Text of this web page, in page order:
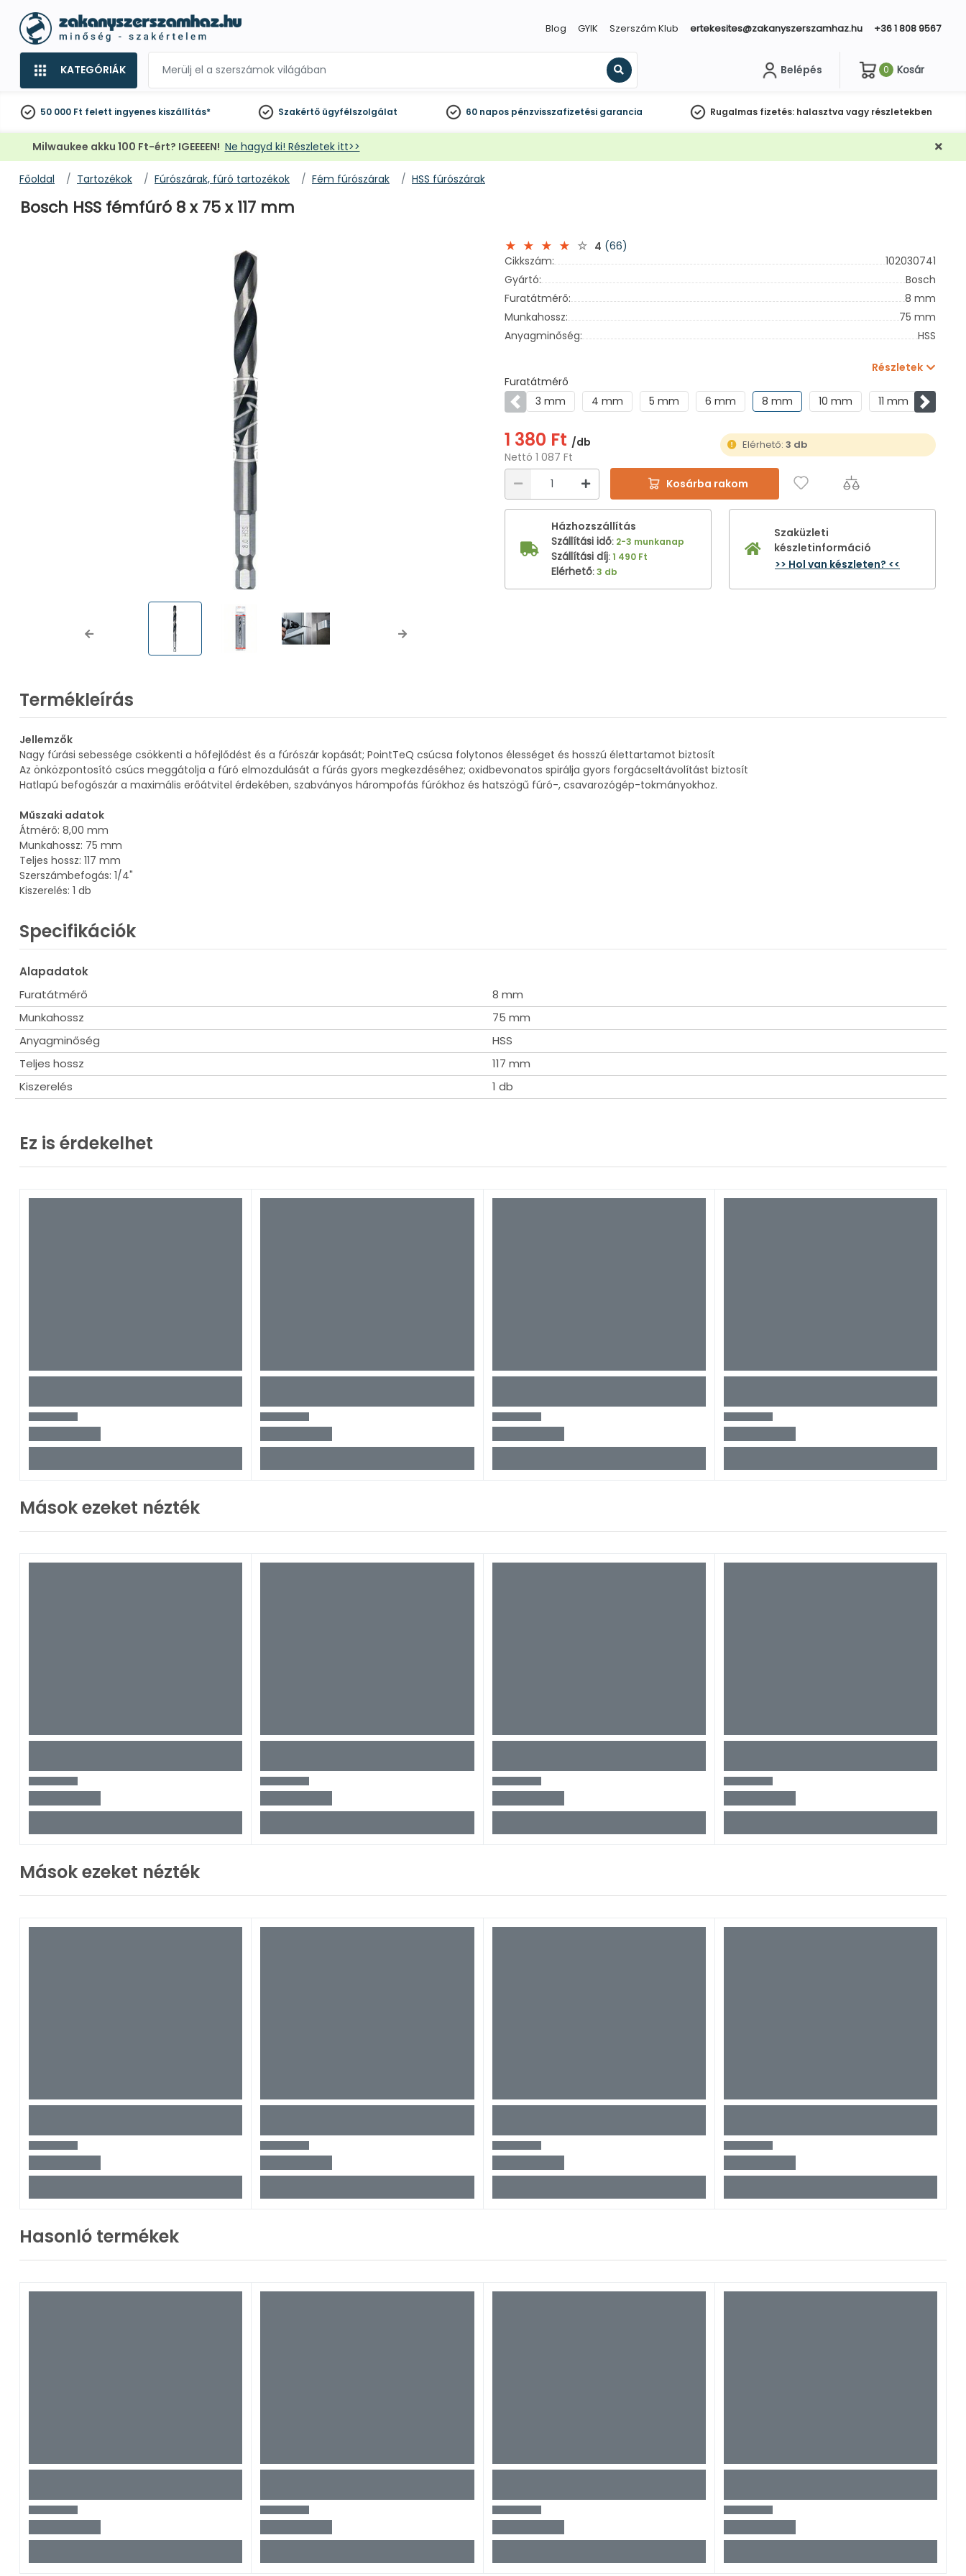
Blog GYIK Szerszám Klub ertekesites@zakanyszerszamhaz.hu +36 1 808 9567
KATEGÓRIÁK
Keresés
Belépés 0 Kosár
50 000 Ft felett ingyenes kiszállítás* Szakértő ügyfélszolgálat 60 napos pénzvisszafizetési garancia Rugalmas fizetés: halasztva vagy részletekben
Milwaukee akku 100 Ft-ért? IGEEEEN! Ne hagyd ki! Részletek itt>>
Főoldal Tartozékok Fúrószárak, fúró tartozékok Fém fúrószárak HSS fúrószárak
Bosch HSS fémfúró 8 x 75 x 117 mm
Previous Next
4 (66)
Cikkszám:
102030741
Gyártó:
Bosch
Furatátmérő:
8 mm
Munkahossz:
75 mm
Anyagminőség:
HSS
Részletek
Furatátmérő
Előző3 mm 4 mm 5 mm 6 mm 8 mm 10 mm 11 mm
1 380 Ft /db
Nettó 1 087 Ft
Elérhető:3 db
Kosárba rakom
Házhozszállítás
Szállítási idő: 2-3 munkanap
Szállítási díj:1 490 Ft
Elérhető:3 db
Szaküzleti
készletinformáció
>> Hol van készleten? <<
Termékleírás
Jellemzők
Nagy fúrási sebessége csökkenti a hőfejlődést és a fúrószár kopását; PointTeQ csúcsa folytonos élességet és hosszú élettartamot biztosít
Az önközpontosító csúcs meggátolja a fúró elmozdulását a fúrás gyors megkezdéséhez; oxidbevonatos spirálja gyors forgácseltávolítást biztosít
Hatlapú befogószár a maximális erőátvitel érdekében, szabványos hárompofás fúrókhoz és hatszögű fúró-, csavarozógép-tokmányokhoz.
Műszaki adatok
Átmérő: 8,00 mm
Munkahossz: 75 mm
Teljes hossz: 117 mm
Szerszámbefogás: 1/4"
Kiszerelés: 1 db
Specifikációk
Alapadatok
Furatátmérő
8 mm
Munkahossz
75 mm
Anyagminőség
HSS
Teljes hossz
117 mm
Kiszerelés
1 db
Ez is érdekelhet
Mások ezeket nézték
Mások ezeket nézték
Hasonló termékek